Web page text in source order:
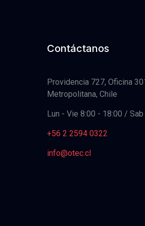
Contáctanos
Providencia 727, Oficina
Metropolitana, Chile
Lun - Vie 8:00 - 18:00 /
+56 2 2594 0322
info@otec.cl